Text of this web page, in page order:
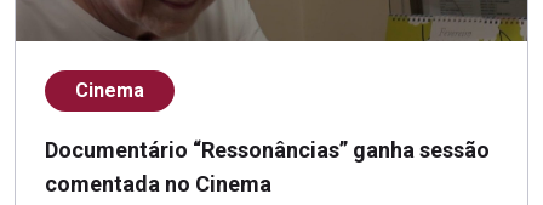
Cinema
Documentário “Ressonâncias” ganha sessão
comentada no Cinema